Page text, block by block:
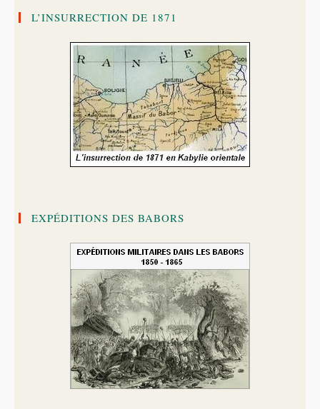
L’INSURRECTION DE 1871
EXPÉDITIONS DES BABORS